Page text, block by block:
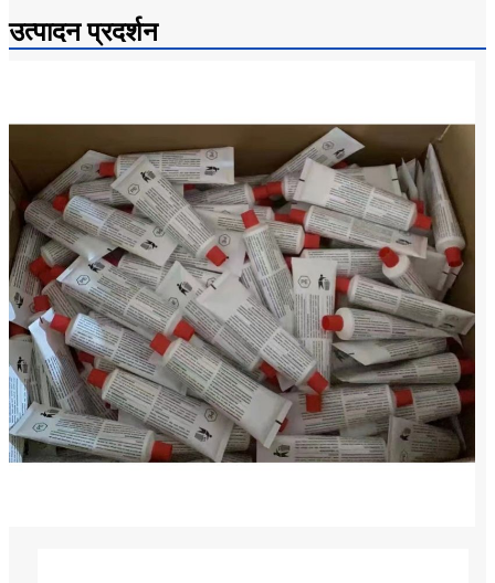
उत्पादन प्रदर्शन